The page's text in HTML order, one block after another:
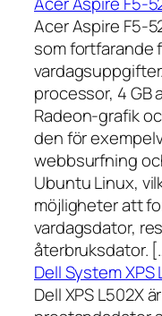
Acer Aspire F5-
som fortfarande
processor, 4 GB
Radeon-grafik
den för
webbsurfning
Ubuntu Linux,
möjligheter att
vardagsdator,
återbruksdator.
Dell System XPS
Dell XPS L502X